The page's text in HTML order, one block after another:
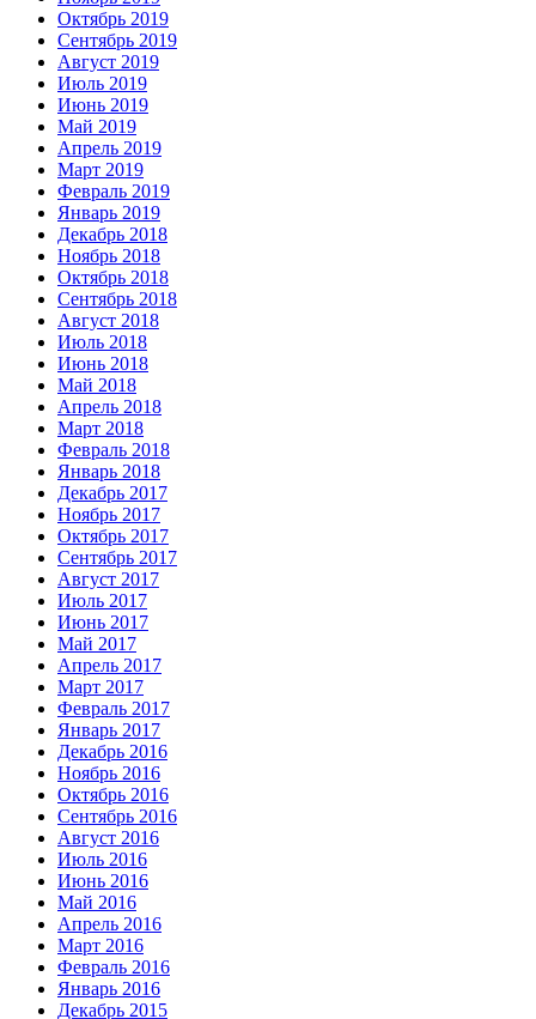
Октябрь 2019
Сентябрь 2019
Август 2019
Июль 2019
Июнь 2019
Май 2019
Апрель 2019
Март 2019
Февраль 2019
Январь 2019
Декабрь 2018
Ноябрь 2018
Октябрь 2018
Сентябрь 2018
Август 2018
Июль 2018
Июнь 2018
Май 2018
Апрель 2018
Март 2018
Февраль 2018
Январь 2018
Декабрь 2017
Ноябрь 2017
Октябрь 2017
Сентябрь 2017
Август 2017
Июль 2017
Июнь 2017
Май 2017
Апрель 2017
Март 2017
Февраль 2017
Январь 2017
Декабрь 2016
Ноябрь 2016
Октябрь 2016
Сентябрь 2016
Август 2016
Июль 2016
Июнь 2016
Май 2016
Апрель 2016
Март 2016
Февраль 2016
Январь 2016
Декабрь 2015